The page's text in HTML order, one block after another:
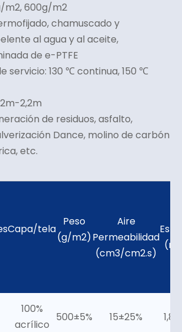
m2, 600g/m2
chamuscado y
al agua y al aceite,
de e-PTFE
servicio: 130 ℃ continua, 150 ℃
2,2m
de residuos, asfalto,
Dance, molino de carbón
etc.
Capa/tela
Peso
(g/m2)
Aire
Permeabilidad
(cm3/cm2.s)
100%
acrílico
500±5% 15±25%